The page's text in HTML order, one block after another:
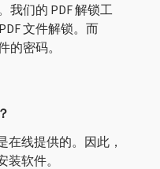
我们的 PDF 解锁工
文件解锁。而
的密码。
在线提供的。因此，
软件。